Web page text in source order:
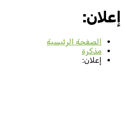
إعلان:
الصفحة الرئيسية
مذكرة
إعلان: